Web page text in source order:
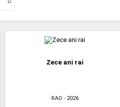
Zece ani rai
RAO - 2026